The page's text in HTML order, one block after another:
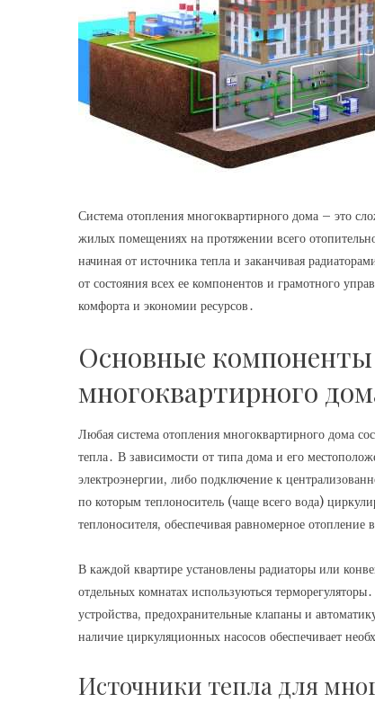
Система отопления многоквартирного дома – это
жилых помещениях на протяжении всего
начиная от источника тепла и заканчивая
от состояния всех ее компонентов и грамотного
комфорта и экономии ресурсов․
Основные
многоквартирного
Любая система отопления многоквартирного дома
тепла․ В зависимости от типа дома и его
электроэнергии, либо подключение к
по которым теплоноситель (чаще всего вода)
теплоносителя, обеспечивая равномерное отопление
В каждой квартире установлены радиаторы или
отдельных комнатах используються
устройства, предохранительные клапаны и
наличие циркуляционных насосов обеспечивает
Источники тепла для